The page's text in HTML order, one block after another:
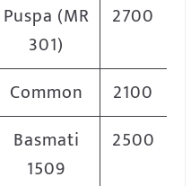
Puspa (MR
301)
2700
Common 2100
Basmati
1509
2500